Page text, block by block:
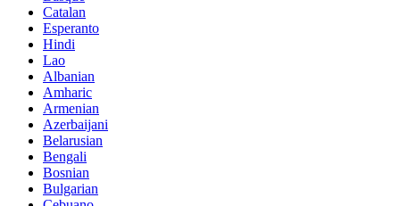
Catalan
Esperanto
Hindi
Lao
Albanian
Amharic
Armenian
Azerbaijani
Belarusian
Bengali
Bosnian
Bulgarian